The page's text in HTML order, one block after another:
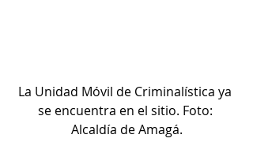
La Unidad Móvil de Criminalística ya
se encuentra en el sitio. Foto:
Alcaldía de Amagá.